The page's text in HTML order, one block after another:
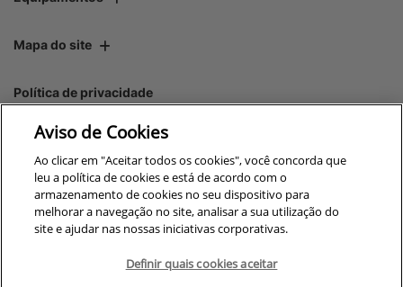
Mapa do site
Política de privacidade
CNPJ: 00.970.771/0004-54
No trânsito, enxergar o outro
Aviso de Cookies
Ao clicar em "Aceitar todos os cookies", você concorda que
leu a política de cookies e está de acordo com o
armazenamento de cookies no seu dispositivo para
melhorar a navegação no site, analisar a sua utilização do
site e ajudar nas nossas iniciativas corporativas.
Definir quais cookies aceitar